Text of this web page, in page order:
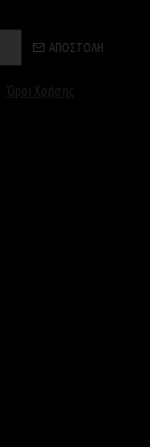
ΑΠΟΣΤΟΛΉ
Όροι Χρήσης